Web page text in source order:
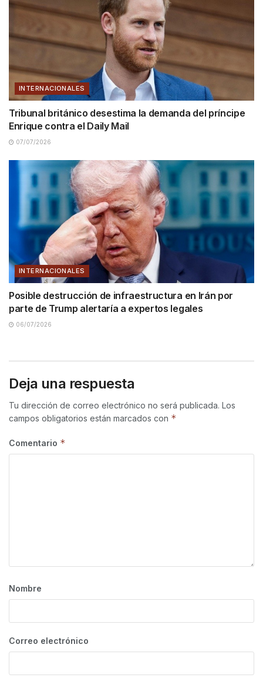
INTERNACIONALES
Tribunal británico desestima la demanda del príncipe
Enrique contra el Daily Mail
07/07/2026
INTERNACIONALES
Posible destrucción de infraestructura en Irán por
parte de Trump alertaría a expertos legales
06/07/2026
Deja una respuesta
Tu dirección de correo electrónico no será publicada. Los
campos obligatorios están marcados con *
Comentario *
Nombre
Correo electrónico